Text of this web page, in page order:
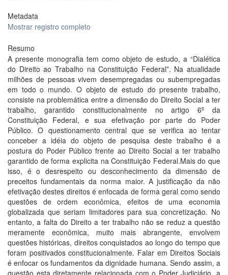
Metadata
Mostrar registro completo
Resumo
A presente monografia tem como objeto de estudo, a “Dialética
do Direito ao Trabalho na Constituição Federal”. Na atualidade
milhões de pessoas vivem desempregadas ou subempregadas
em todo o mundo. O objeto de estudo do presente trabalho,
consiste na problemática entre a dimensão do Direito Social a ter
trabalho, garantido constitucionalmente no artigo 6º da
Constituição Federal, e sua efetivação por parte do Poder
Público. O questionamento central que se verifica ao tentar
conceber a idéia do objeto de pesquisa deste trabalho é a
postura do Poder Público frente ao Direito Social a ter trabalho
garantido de forma explicita na Constituição Federal.Mais do que
isso, é o desrespeito ou desconhecimento da dimensão de
preceitos fundamentais da norma maior. A justificação da não
efetivação destes direitos é enfocada de forma geral como sendo
questões de ordem econômica, efeitos de uma economia
globalizada que seriam limitadores para sua concretização. No
entanto, a falta do Direito a ter trabalho não se reduz a questão
meramente econômica, muito mais abrangente, envolvem
questões históricas, direitos conquistados ao longo do tempo que
foram positivados constitucionalmente. Falar em Direitos Sociais
é enfocar os fundamentos da dignidade humana. Sendo assim, a
questão esta diretamente relacionada com o Poder Judiciário, a